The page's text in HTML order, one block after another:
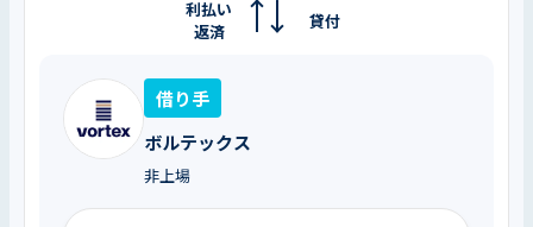
貸付
利払い
返済
借り手
ボルテックス
非上場